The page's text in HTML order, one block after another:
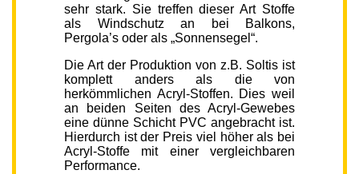
sehr stark. Sie treffen dieser Art Stoffe
als Windschutz an bei Balkons,
Pergola’s oder als „Sonnensegel“.
Die Art der Produktion von z.B. Soltis ist
komplett anders als die von
herkömmlichen Acryl-Stoffen. Dies weil
an beiden Seiten des Acryl-Gewebes
eine dünne Schicht PVC angebracht ist.
Hierdurch ist der Preis viel höher als bei
Acryl-Stoffe mit einer vergleichbaren
Performance.